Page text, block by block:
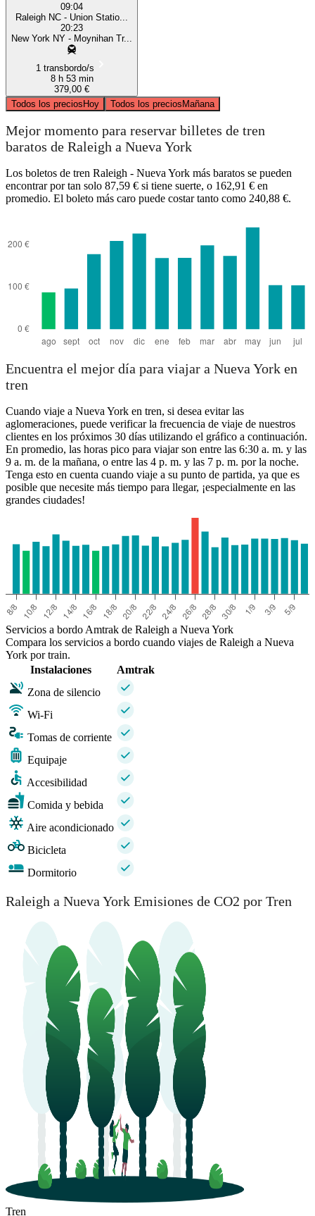
09:04
Raleigh NC - Union Statio...
20:23
New York NY - Moynihan Tr...
1 transbordo/s
8 h 53 min
379,00 €
Todos los preciosHoy Todos los preciosMañana
Mejor momento para reservar billetes de tren
baratos de Raleigh a Nueva York
Los boletos de tren Raleigh - Nueva York más baratos se pueden
encontrar por tan solo 87,59 € si tiene suerte, o 162,91 € en
promedio. El boleto más caro puede costar tanto como 240,88 €.
Encuentra el mejor día para viajar a Nueva York en
tren
Cuando viaje a Nueva York en tren, si desea evitar las
aglomeraciones, puede verificar la frecuencia de viaje de nuestros
clientes en los próximos 30 días utilizando el gráfico a continuación.
En promedio, las horas pico para viajar son entre las 6:30 a. m. y las
9 a. m. de la mañana, o entre las 4 p. m. y las 7 p. m. por la noche.
Tenga esto en cuenta cuando viaje a su punto de partida, ya que es
posible que necesite más tiempo para llegar, ¡especialmente en las
grandes ciudades!
Servicios a bordo Amtrak de Raleigh a Nueva York
Compara los servicios a bordo cuando viajes de Raleigh a Nueva
York por train.
Instalaciones
Amtrak
Zona de silencio
Wi-Fi
Tomas de corriente
Equipaje
Accesibilidad
Comida y bebida
Aire acondicionado
Bicicleta
Dormitorio
Raleigh a Nueva York Emisiones de CO2 por Tren
Tren